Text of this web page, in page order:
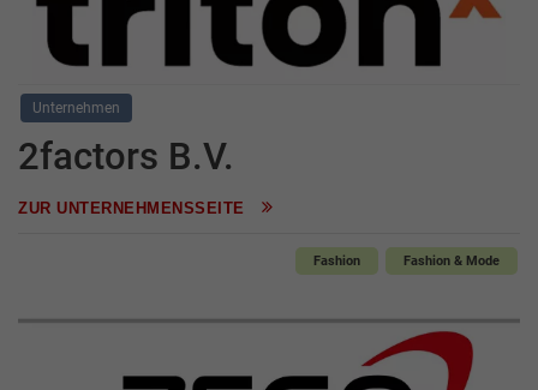
Unternehmen
2factors B.V.
ZUR UNTERNEHMENSSEITE
Fashion Fashion & Mode